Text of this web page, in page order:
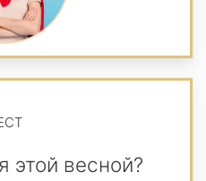
этой весной?